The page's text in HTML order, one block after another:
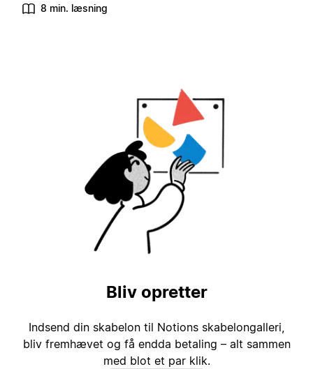
8 min. læsning
Bliv opretter
Indsend din skabelon til Notions skabelongalleri,
bliv fremhævet og få endda betaling – alt sammen
med blot et par klik.